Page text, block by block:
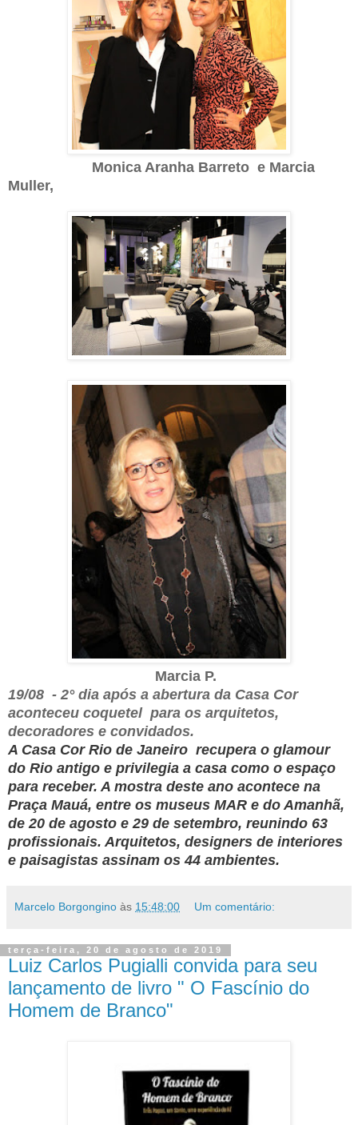
Monica Aranha Barreto e Marcia
Muller,
Marcia P.
19/08 - 2° dia após a abertura da Casa Cor
aconteceu coquetel para os arquitetos,
decoradores e convidados.
A Casa Cor Rio de Janeiro recupera o glamour
do Rio antigo e privilegia a casa como o espaço
para receber. A mostra deste ano acontece na
Praça Mauá, entre os museus MAR e do Amanhã,
de 20 de agosto e 29 de setembro, reunindo 63
profissionais. Arquitetos, designers de interiores
e paisagistas assinam os 44 ambientes.
Marcelo Borgongino às 15:48:00 Um comentário:
terça-feira, 20 de agosto de 2019
Luiz Carlos Pugialli convida para seu
lançamento de livro " O Fascínio do
Homem de Branco"